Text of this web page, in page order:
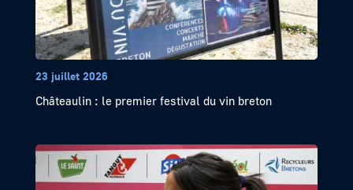
23 juillet 2026
Châteaulin : le premier festival du vin breton